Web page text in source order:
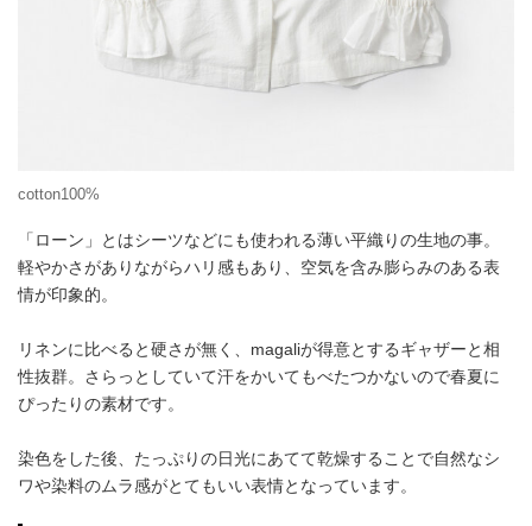
cotton100%
「ローン」とはシーツなどにも使われる薄い平織りの生地の事。
軽やかさがありながらハリ感もあり、空気を含み膨らみのある表
情が印象的。
リネンに比べると硬さが無く、magaliが得意とするギャザーと相
性抜群。さらっとしていて汗をかいてもべたつかないので春夏に
ぴったりの素材です。
染色をした後、たっぷりの日光にあてて乾燥することで自然なシ
ワや染料のムラ感がとてもいい表情となっています。